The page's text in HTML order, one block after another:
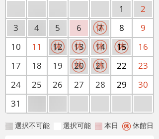
1
2
3
4 5 6 7 8
9
10
11 12 13 14 15
16
17
18 19 20 21 22
23
24
25 26 27 28 29
30
31
選択不可能 選択可能 本日 休館日